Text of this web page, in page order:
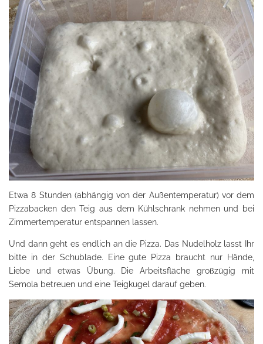
Etwa 8 Stunden (abhängig von der Außentemperatur) vor dem
Pizzabacken den Teig aus dem Kühlschrank nehmen und bei
Zimmertemperatur entspannen lassen.
Und dann geht es endlich an die Pizza. Das Nudelholz lasst Ihr
bitte in der Schublade. Eine gute Pizza braucht nur Hände,
Liebe und etwas Übung. Die Arbeitsfläche großzügig mit
Semola betreuen und eine Teigkugel darauf geben.